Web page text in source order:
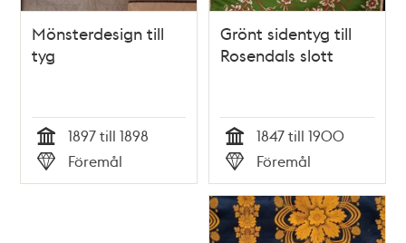
Mönsterdesign till
tyg
Tid
1897 till 1898
Typ
Föremål
Grönt sidentyg till
Rosendals slott
Tid
1847 till 1900
Typ
Föremål